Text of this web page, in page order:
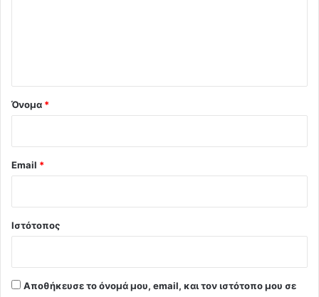
Όνομα *
Email *
Ιστότοπος
Αποθήκευσε το όνομά μου, email, και τον ιστότοπο μου σε